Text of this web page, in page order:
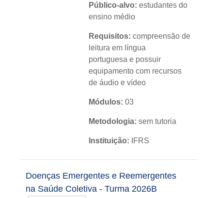
Público-alvo: estudantes do
ensino médio
Requisitos: compreensão de
leitura em língua
portuguesa e possuir
equipamento com recursos
de áudio e vídeo
Módulos: 03
Metodologia: sem tutoria
Instituição: IFRS
Nível:básico
Idioma:português
Doenças Emergentes e Reemergentes
na Saúde Coletiva - Turma 2026B